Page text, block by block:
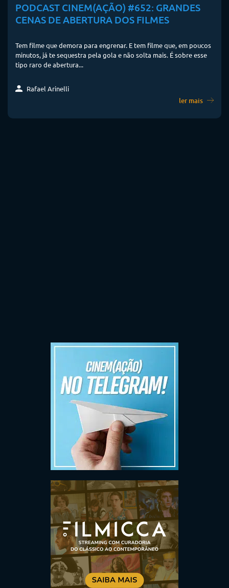
PODCAST CINEM(AÇÃO) #652: GRANDES
CENAS DE ABERTURA DOS FILMES
Tem filme que demora para engrenar. E tem filme que, em poucos
minutos, já te sequestra pela gola e não solta mais. É sobre esse
tipo raro de abertura...
Rafael Arinelli
ler mais